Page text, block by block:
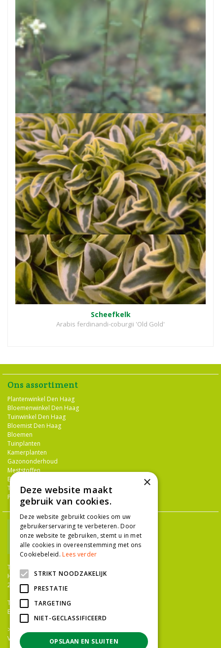
Scheefkelk
Arabis procurrens
Scheefkelk
Arabis ferdinandi-coburgii 'Old Gold'
Ons assortiment
Plantenwinkel Den Haag
Bloemenwinkel Den Haag
Tuinwinkel Den Haag
Bloemist Den Haag
Bloemen
Tuinplanten
Kamerplanten
Gazononderhoud
Meststoffen
Bestrijdingsmiddelen
Tuingereedschap
Potterie
TUINCENTRUM NIEUW-HANENBURG
Hanenburglaan 266
2565 HC Den Haag
T.
070 36 052 92
E.
>>
Vacatures
×
Deze website maakt
gebruik van cookies.
Deze website gebruikt cookies om uw
gebruikerservaring te verbeteren. Door
onze website te gebruiken, stemt u in met
alle cookies in overeenstemming met ons
Cookiebeleid.Lees verder
STRIKT NOODZAKELIJK
PRESTATIE
TARGETING
NIET-GECLASSIFICEERD
OPSLAAN EN SLUITEN